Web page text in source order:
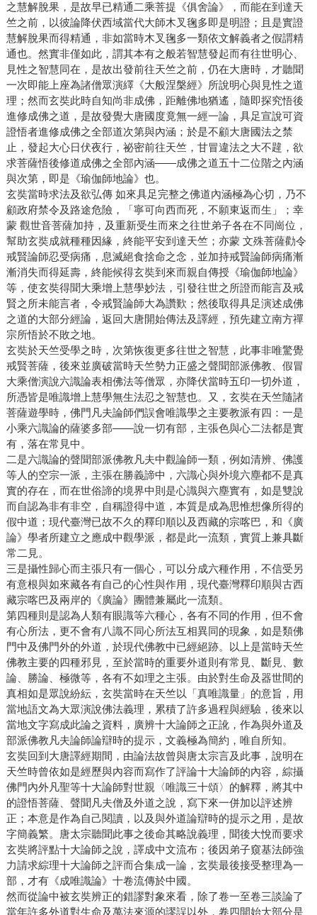
之慧解脫果，是故早已精通二乘菩提《俱舍論》，而能在到達天
竺之前，以彼論降伏西域當代大師木叉毱多即是明證；且是實證
慧解脫果而得精通，非如當時木叉毱多一類依文解義者之假謂精
通也。然實非僅如此，謂其本有之般若智慧發起而有往世明心、
見性之智慧同在，是故出發前往天竺之前，仍在大唐時，才聽聞
一次即能上座為諸僧眾演繹《大般涅槃經》所說明心與見性之道
理；然而玄奘此時自知尚非成佛，距離佛地猶遙，隨即探究悟後
進修成佛之道，是故發覺大唐國度竟無一經一論，具足宣說可資
證悟者進修成佛之全部道次第與內涵；於是不顧大唐國法之禁
止，發起大心日伏夜行，祕密前往天竺，甘冒違法之大不韙，欲
求菩薩悟後修道成佛之全部內涵——成佛之道五十二位階之內涵
與次第，即是《瑜伽師地論》也。
玄奘當時求法及欲弘傳 如來具足完整之佛道內涵極為心切，乃不
顧政府禁令及路途危險，「寧可向西而死，不願東返而生」；幸
蒙 觀世音菩薩加持，及重新受生而來之往世弟子各在不同崗位，
幫助玄奘成就種種因緣，終能平安到達天竺；亦蒙 文殊菩薩勸令
戒賢論師忍受病痛，息滅絕食捨命之念，並加持戒賢論師病痛漸
漸消失而得延壽，終能候得玄奘到來而親自傳授《瑜伽師地論》
等，使玄奘得聞大乘增上慧學妙法，引發往世之所證而能言及戒
賢之所未能言者，令戒賢論師大為讚歎；然後取得具足演述成佛
之道的大部分經論，返回大唐開始傳法及譯經，預先建立南方禪
宗所悟於不敗之地。
玄奘於天竺受學之時，次第恢復更多往世之智慧，此事非唯驚覺
戒賢菩薩，後來並廣破當時天竺勢力正盛之聲聞部派佛教、假冒
大乘僧演說六識論表相佛法等僧眾，亦降伏當時五印一切外道，
所憑皆是唯識增上慧學無生法忍之智慧也。又，玄奘在天竺隨諸
菩薩遊學時，佛門凡夫論師們誤會唯識學之主要教派有四：一是
小乘六識論的薩婆多部——說一切有部，主張色與心二法都是實
有，落在常見中。
二是六識論的聲聞部派佛教凡夫中觀論師一類，例如清辨、佛護
等人的空宗一派，主張在勝義諦中，六識心與外境六塵都不是真
實的存在，而在世俗諦的境界中則是心識與六塵實有，如是雙說
而自認為非有非空，自稱證得中道，本質是成為思惟想像所得的
假中道；現代臺灣已故不久的釋印順以及西藏的宗喀巴，和《廣
論》學者所建立之應成中觀學派，都是此一流類，實質上兼具斷
常二見。
三是攝性歸心而主張只有一個心，可以分成六種作用，不信受另
有意根與如來藏各有自己的心性與作用，現代臺灣釋印順與古西
藏宗喀巴及兩岸的《廣論》團體兼屬此一流類。
第四種則是認為人類有眼識等六種心，各有不同的作用，但不會
有心所法，更不會有八識不同心所法互相異同的現象，如是類佛
門中及佛門外的外道，於現代佛教中已經絕跡。以上是當時天竺
佛教主要的四種邪見，至於當時的重要外道則有常見、斷見、數
論、勝論、極微等，各有不如理之主張。由於對生命及器世間的
真相如是眾說紛紜，玄奘當時在天竺以「真唯識量」的意旨，用
當地語文為大眾演說佛法義理，累積了許多過程與經驗，後來以
當地文字寫成此論之資料，廣辨十大論師之正訛，作為與外道及
部派佛教凡夫論師論辯時的提示，文義極為簡約，唯自所知。
玄奘回到大唐譯經期間，由論法故曾與唐太宗言及此事，說明在
天竺時曾依如是經歷與內容而寫作了評論十大論師的內容，綜攝
佛門內外凡聖等十大論師對世親〈唯識三十頌〉的解釋，將其中
的證悟菩薩、聲聞凡夫僧及外道之說，寫下來一併加以評述辨
正；本意是作為自己閱讀，以及與外道論辯時的提示之用，是故
字簡義繁。唐太宗聽聞此事之後命其略說義理，聞後大悅而要求
玄奘將評點十大論師之說，譯成中文流布；後因弟子窺基法師強
力請求綜理十大論師之評而合集成一論，玄奘最後接受整理為一
部，才有《成唯識論》十卷流傳於中國。
然而從論中被玄奘辨正的錯謬對象來看，除了卷一至卷三談論了
當年許多外道對生命及萬法來源的謬誤以外，卷四開始大部分是